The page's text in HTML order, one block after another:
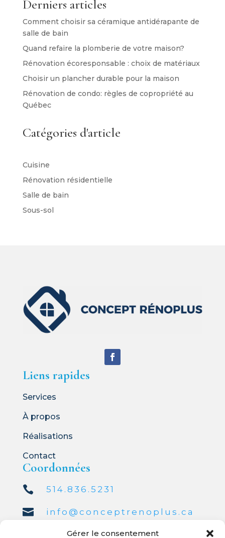
Gérer le consentement
Derniers articles
Comment choisir sa céramique antidérapante de
salle de bain
Quand refaire la plomberie de votre maison?
Rénovation écoresponsable : choix de matériaux
Choisir un plancher durable pour la maison
Rénovation de condo: règles de copropriété au
Québec
Catégories d'article
Cuisine
Rénovation résidentielle
Salle de bain
Sous-sol
Liens rapides
Services
À propos
Réalisations
Contact
Coordonnées
 514.836.5231
 info@conceptrenoplus.ca
Rive-Nord de Montréal et